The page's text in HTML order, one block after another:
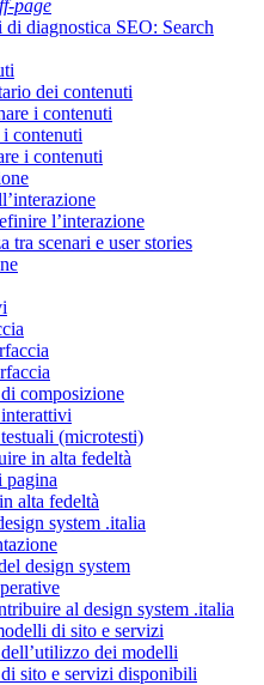
page
diagnostica SEO: Search
dei contenuti
i contenuti
contenuti
i contenuti
l’interazione
tra scenari e user stories
composizione
(microtesti)
in alta fedeltà
pagina
alta fedeltà
system .italia
design system
al design system .italia
di sito e servizi
dei modelli
sito e servizi disponibili